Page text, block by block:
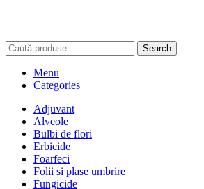
Search
Menu
Categories
Adjuvant
Alveole
Bulbi de flori
Erbicide
Foarfeci
Folii si plase umbrire
Fungicide